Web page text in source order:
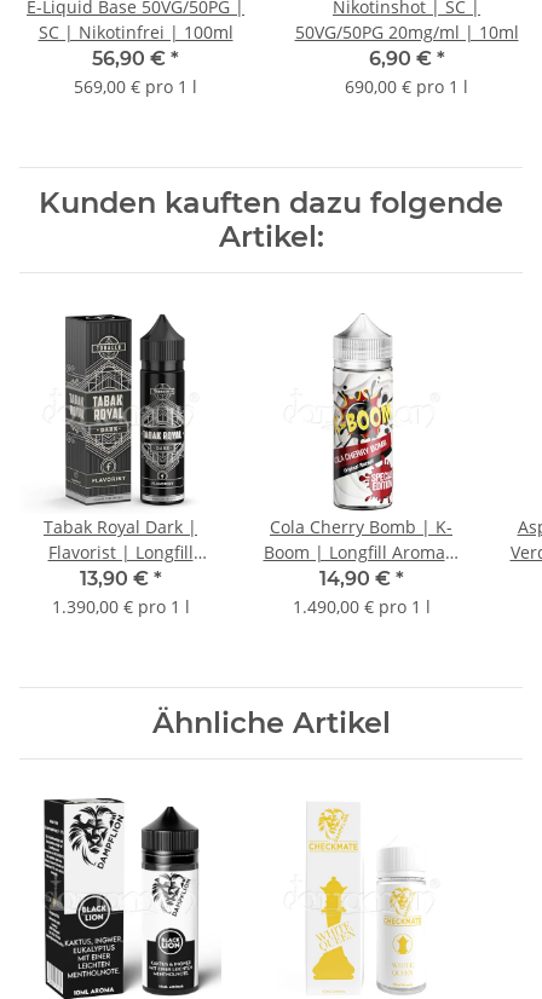
E-Liquid Base 50VG/50PG |
SC | Nikotinfrei | 100ml
56,90 € *
569,00 € pro 1 l
Nikotinshot | SC |
50VG/50PG 20mg/ml | 10ml
6,90 € *
690,00 € pro 1 l
Kunden kauften dazu folgende
Artikel:
Tabak Royal Dark |
Flavorist | Longfill
Aroma | 10ml
13,90 € *
1.390,00 € pro 1 l
Cola Cherry Bomb | K-
Boom | Longfill Aroma |
10ml
14,90 € *
1.490,00 € pro 1 l
Ähnliche Artikel